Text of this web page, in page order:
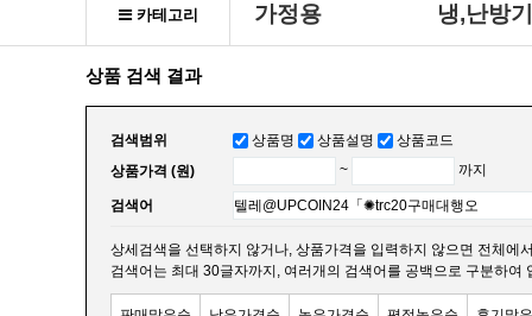
카테고리 가정용 냉,난방기
상품 검색 결과
검색범위 상품명 상품설명
상품코드
상품가격 (원)
~ 까지
검색어
상세검색을 선택하지 않거나, 상품가격을 입력하지 않으면 전체에
검색어는 최대 30글자까지, 여러개의 검색어를 공백으로 구분하여